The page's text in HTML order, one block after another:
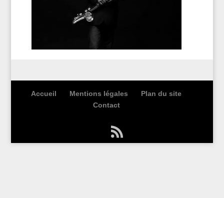
Accueil Mentions légales
Plan du site
Contact